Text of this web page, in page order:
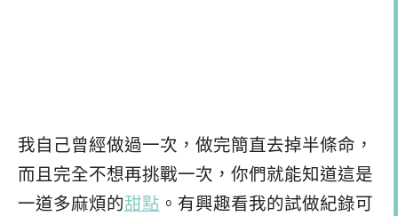
我自己曾經做過一次，做完簡直去掉半條命，
而且完全不想再挑戰一次，你們就能知道這是
一道多麻煩的甜點 。有興趣看我的試做紀錄可